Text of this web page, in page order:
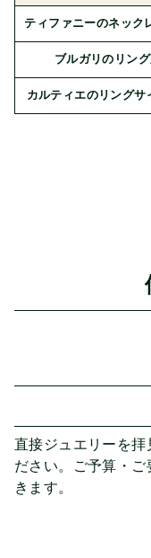
ティファニーのネック
ブルガリのリン
カルティエのリングサ
直接ジュエリーを拝
ださい。ご予算・
きます。